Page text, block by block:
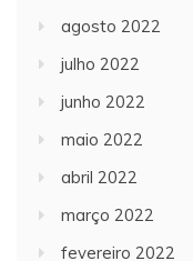
agosto 2022
julho 2022
junho 2022
maio 2022
abril 2022
março 2022
fevereiro 2022